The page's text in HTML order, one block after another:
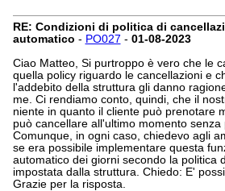
RE: Condizioni di politica di
automatico - PO027 - 01-08-2023
Ciao Matteo, Si purtroppo è vero che le
quella policy riguardo le cancellazioni e
l'addebito della struttura gli danno
me. Ci rendiamo conto, quindi, che il
niente in quanto il cliente può prenotare
può cancellare all'ultimo momento senza
Comunque, in ogni caso, chiedevo agli
se era possibile implementare questa
automatico dei giorni secondo la politica
impostata dalla struttura. Chiedo: E'
Grazie per la risposta.